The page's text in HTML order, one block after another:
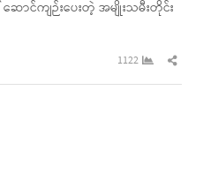
ောင်ကျဉ်းပေးတဲ့ အမျိုးသမီးတိုင်း
1122